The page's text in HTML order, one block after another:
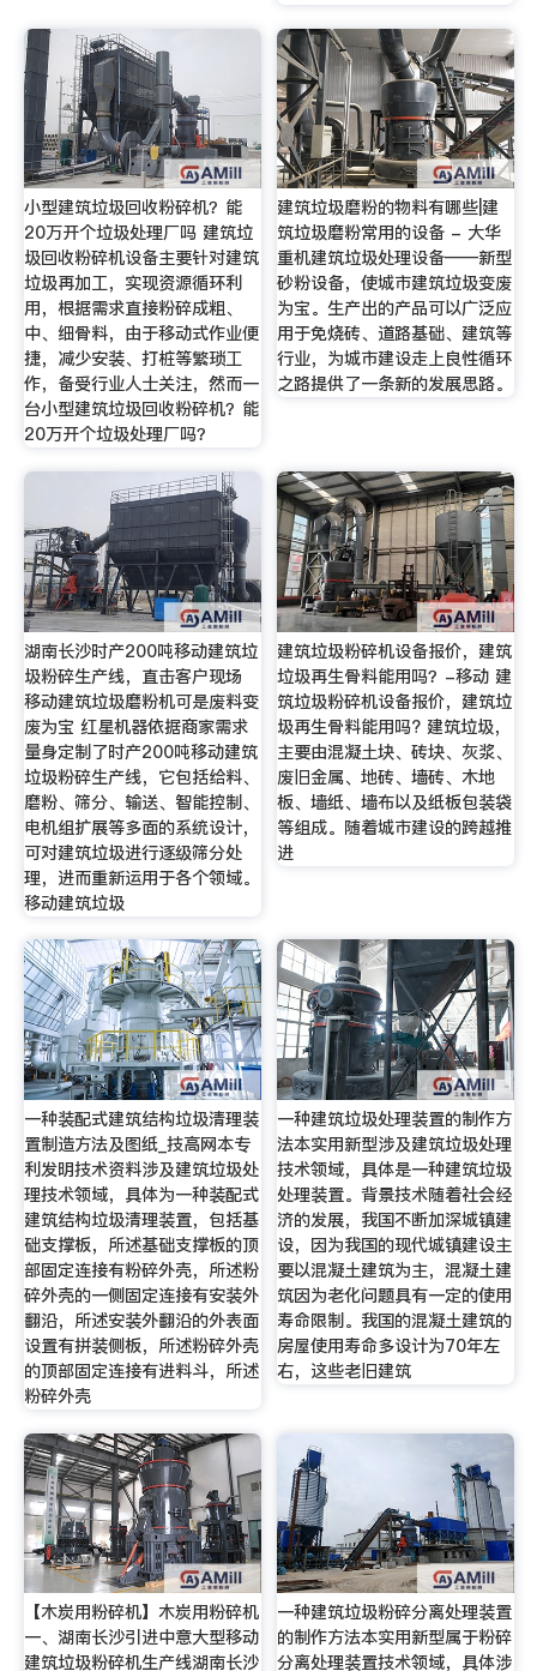
小型建筑垃圾回收粉碎机？能
20万开个垃圾处理厂吗 建筑垃
圾回收粉碎机设备主要针对建筑
垃圾再加工，实现资源循环利
用，根据需求直接粉碎成粗、
中、细骨料，由于移动式作业便
捷，减少安装、打桩等繁琐工
作，备受行业人士关注，然而一
台小型建筑垃圾回收粉碎机？能
20万开个垃圾处理厂吗？
建筑垃圾磨粉的物料有哪些|建
筑垃圾磨粉常用的设备 - 大华
重机建筑垃圾处理设备——新型
砂粉设备，使城市建筑垃圾变废
为宝。生产出的产品可以广泛应
用于免烧砖、道路基础、建筑等
行业，为城市建设走上良性循环
之路提供了一条新的发展思路。
湖南长沙时产200吨移动建筑垃
圾粉碎生产线，直击客户现场
移动建筑垃圾磨粉机可是废料变
废为宝 红星机器依据商家需求
量身定制了时产200吨移动建筑
垃圾粉碎生产线，它包括给料、
磨粉、筛分、输送、智能控制、
电机组扩展等多面的系统设计，
可对建筑垃圾进行逐级筛分处
理，进而重新运用于各个领域。
移动建筑垃圾
建筑垃圾粉碎机设备报价，建筑
垃圾再生骨料能用吗？-移动 建
筑垃圾粉碎机设备报价，建筑垃
圾再生骨料能用吗? 建筑垃圾，
主要由混凝土块、砖块、灰浆、
废旧金属、地砖、墙砖、木地
板、墙纸、墙布以及纸板包装袋
等组成。随着城市建设的跨越推
进
一种装配式建筑结构垃圾清理装
置制造方法及图纸_技高网本专
利发明技术资料涉及建筑垃圾处
理技术领域，具体为一种装配式
建筑结构垃圾清理装置，包括基
础支撑板，所述基础支撑板的顶
部固定连接有粉碎外壳，所述粉
碎外壳的一侧固定连接有安装外
翻沿，所述安装外翻沿的外表面
设置有拼装侧板，所述粉碎外壳
的顶部固定连接有进料斗，所述
粉碎外壳
一种建筑垃圾处理装置的制作方
法本实用新型涉及建筑垃圾处理
技术领域，具体是一种建筑垃圾
处理装置。背景技术随着社会经
济的发展，我国不断加深城镇建
设，因为我国的现代城镇建设主
要以混凝土建筑为主，混凝土建
筑因为老化问题具有一定的使用
寿命限制。我国的混凝土建筑的
房屋使用寿命多设计为70年左
右，这些老旧建筑
【木炭用粉碎机】木炭用粉碎机
一、湖南长沙引进中意大型移动
建筑垃圾粉碎机生产线湖南长沙
一种建筑垃圾粉碎分离处理装置
的制作方法本实用新型属于粉碎
分离处理装置技术领域，具体涉